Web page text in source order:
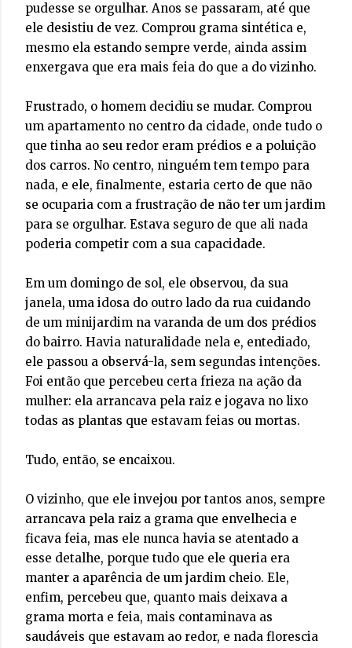
pudesse se orgulhar. Anos se passaram, até que
ele desistiu de vez. Comprou grama sintética e,
mesmo ela estando sempre verde, ainda assim
enxergava que era mais feia do que a do vizinho.
Frustrado, o homem decidiu se mudar. Comprou
um apartamento no centro da cidade, onde tudo o
que tinha ao seu redor eram prédios e a poluição
dos carros. No centro, ninguém tem tempo para
nada, e ele, finalmente, estaria certo de que não
se ocuparia com a frustração de não ter um jardim
para se orgulhar. Estava seguro de que ali nada
poderia competir com a sua capacidade.
Em um domingo de sol, ele observou, da sua
janela, uma idosa do outro lado da rua cuidando
de um minijardim na varanda de um dos prédios
do bairro. Havia naturalidade nela e, entediado,
ele passou a observá-la, sem segundas intenções.
Foi então que percebeu certa frieza na ação da
mulher: ela arrancava pela raiz e jogava no lixo
todas as plantas que estavam feias ou mortas.
Tudo, então, se encaixou.
O vizinho, que ele invejou por tantos anos, sempre
arrancava pela raiz a grama que envelhecia e
ficava feia, mas ele nunca havia se atentado a
esse detalhe, porque tudo que ele queria era
manter a aparência de um jardim cheio. Ele,
enfim, percebeu que, quanto mais deixava a
grama morta e feia, mais contaminava as
saudáveis que estavam ao redor, e nada florescia